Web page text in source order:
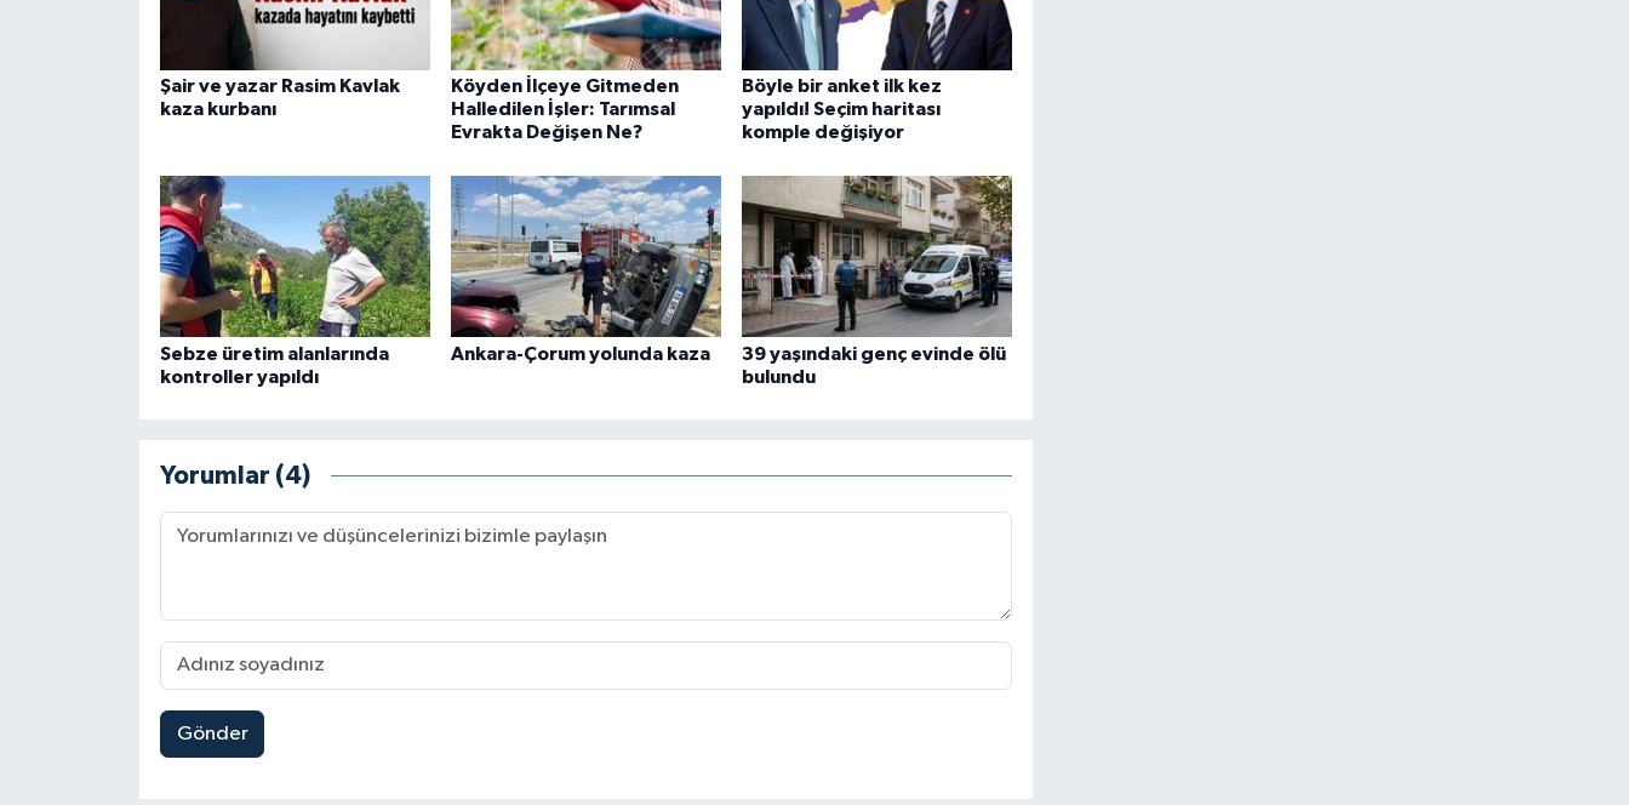
Şair ve yazar Rasim Kavlak
kaza kurbanı
Köyden İlçeye Gitmeden
Halledilen İşler: Tarımsal
Evrakta Değişen Ne?
Böyle bir anket ilk kez
yapıldı! Seçim haritası
komple değişiyor
Sebze üretim alanlarında
kontroller yapıldı
Ankara-Çorum yolunda kaza
39 yaşındaki genç evinde ölü
bulundu
Yorumlar (4)
Gönder